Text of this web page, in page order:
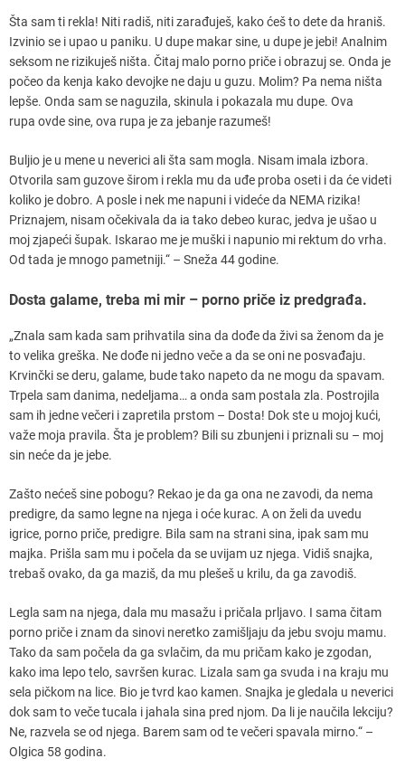
Šta sam ti rekla! Niti radiš, niti zarađuješ, kako ćeš to dete da hraniš.
Izvinio se i upao u paniku. U dupe makar sine, u dupe je jebi! Analnim
seksom ne rizikuješ ništa. Čitaj malo porno priče i obrazuj se. Onda je
počeo da kenja kako devojke ne daju u guzu. Molim? Pa nema ništa
lepše. Onda sam se naguzila, skinula i pokazala mu dupe. Ova
rupa ovde sine, ova rupa je za jebanje razumeš!
Buljio je u mene u neverici ali šta sam mogla. Nisam imala izbora.
Otvorila sam guzove širom i rekla mu da uđe proba oseti i da će videti
koliko je dobro. A posle i nek me napuni i videće da NEMA rizika!
Priznajem, nisam očekivala da ia tako debeo kurac, jedva je ušao u
moj zjapeći šupak. Iskarao me je muški i napunio mi rektum do vrha.
Od tada je mnogo pametniji.“ – Sneža 44 godine.
Dosta galame, treba mi mir – porno priče iz predgrađa.
„Znala sam kada sam prihvatila sina da dođe da živi sa ženom da je
to velika greška. Ne dođe ni jedno veče a da se oni ne posvađaju.
Krvinčki se deru, galame, bude tako napeto da ne mogu da spavam.
Trpela sam danima, nedeljama… a onda sam postala zla. Postrojila
sam ih jedne večeri i zapretila prstom – Dosta! Dok ste u mojoj kući,
važe moja pravila. Šta je problem? Bili su zbunjeni i priznali su – moj
sin neće da je jebe.
Zašto nećeš sine pobogu? Rekao je da ga ona ne zavodi, da nema
predigre, da samo legne na njega i oće kurac. A on želi da uvedu
igrice, porno priče, predigre. Bila sam na strani sina, ipak sam mu
majka. Prišla sam mu i počela da se uvijam uz njega. Vidiš snajka,
trebaš ovako, da ga maziš, da mu plešeš u krilu, da ga zavodiš.
Legla sam na njega, dala mu masažu i pričala prljavo. I sama čitam
porno priče i znam da sinovi neretko zamišljaju da jebu svoju mamu.
Tako da sam počela da ga svlačim, da mu pričam kako je zgodan,
kako ima lepo telo, savršen kurac. Lizala sam ga svuda i na kraju mu
sela pičkom na lice. Bio je tvrd kao kamen. Snajka je gledala u neverici
dok sam to veče tucala i jahala sina pred njom. Da li je naučila lekciju?
Ne, razvela se od njega. Barem sam od te večeri spavala mirno.“ –
Olgica 58 godina.